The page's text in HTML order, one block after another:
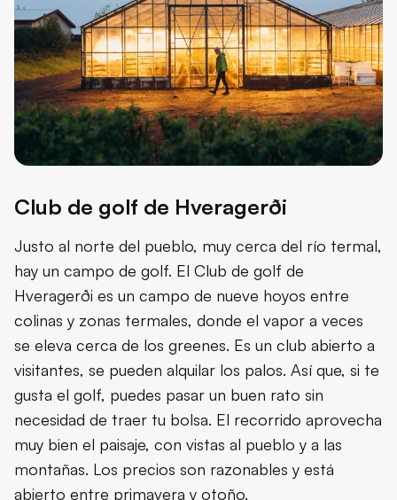
Club de golf de Hveragerði
Justo al norte del pueblo, muy cerca del río termal,
hay un campo de golf. El Club de golf de
Hveragerði es un campo de nueve hoyos entre
colinas y zonas termales, donde el vapor a veces
se eleva cerca de los greenes. Es un club abierto a
visitantes, se pueden alquilar los palos. Así que, si te
gusta el golf, puedes pasar un buen rato sin
necesidad de traer tu bolsa. El recorrido aprovecha
muy bien el paisaje, con vistas al pueblo y a las
montañas. Los precios son razonables y está
abierto entre primavera y otoño.